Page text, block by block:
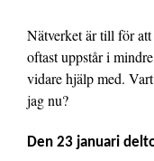
Nätverket är till för
oftast uppstår i
vidare hjälp med.
jag nu?
Den 23 januari